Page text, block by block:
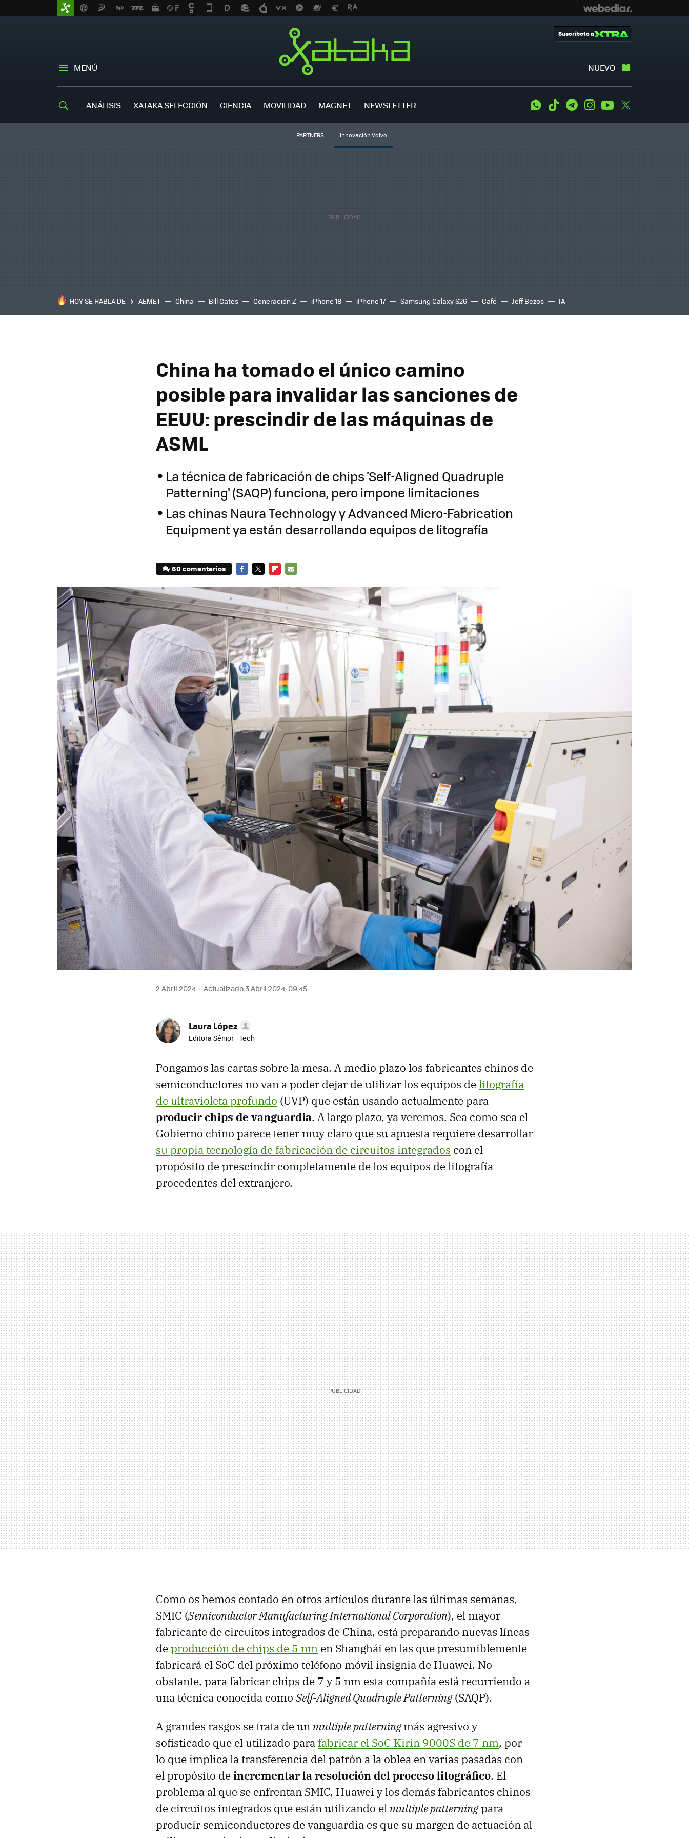
MENÚ NUEVO
Suscríbete a
ANÁLISIS XATAKA SELECCIÓN CIENCIA MOVILIDAD MAGNET NEWSLETTER WhatsApp
Tiktok TelegramInstagramYoutube
PARTNERS Innovación Volvo
HOY SE HABLA DE AEMET China Bill Gates Generación Z iPhone 18 iPhone 17 Samsung Galaxy S26 Café Jeff Bezos IA
China ha tomado el único camino
posible para invalidar las sanciones de
EEUU: prescindir de las máquinas de
ASML
La técnica de fabricación de chips 'Self-Aligned Quadruple
Patterning' (SAQP) funciona, pero impone limitaciones
Las chinas Naura Technology y Advanced Micro-Fabrication
Equipment ya están desarrollando equipos de litografía
60 comentarios
MAIL
2 Abril 2024 Actualizado 3 Abril 2024, 09:45
Laura López
Editora Sénior - Tech
Pongamos las cartas sobre la mesa. A medio plazo los fabricantes chinos de
semiconductores no van a poder dejar de utilizar los equipos delitografía
de ultravioleta profundo (UVP) que están usando actualmente para
producir chips de vanguardia. A largo plazo, ya veremos. Sea como sea el
Gobierno chino parece tener muy claro que su apuesta requiere desarrollar
su propia tecnología de fabricación de circuitos integrados con el
propósito de prescindir completamente de los equipos de litografía
procedentes del extranjero.
Como os hemos contado en otros artículos durante las últimas semanas,
SMIC (Semiconductor Manufacturing International Corporation), el mayor
fabricante de circuitos integrados de China, está preparando nuevas líneas
deproducción de chips de 5 nm en Shanghái en las que presumiblemente
fabricará el SoC del próximo teléfono móvil insignia de Huawei. No
obstante, para fabricar chips de 7 y 5 nm esta compañía está recurriendo a
una técnica conocida como Self-Aligned Quadruple Patterning(SAQP).
A grandes rasgos se trata de un multiple patterningmás agresivo y
sofisticado que el utilizado para fabricar el SoC Kirin 9000S de 7 nm, por
lo que implica la transferencia del patrón a la oblea en varias pasadas con
el propósito deincrementar la resolución del proceso litográfico. El
problema al que se enfrentan SMIC, Huawei y los demás fabricantes chinos
de circuitos integrados que están utilizando el multiple patterningpara
producir semiconductores de vanguardia es que su margen de actuación al